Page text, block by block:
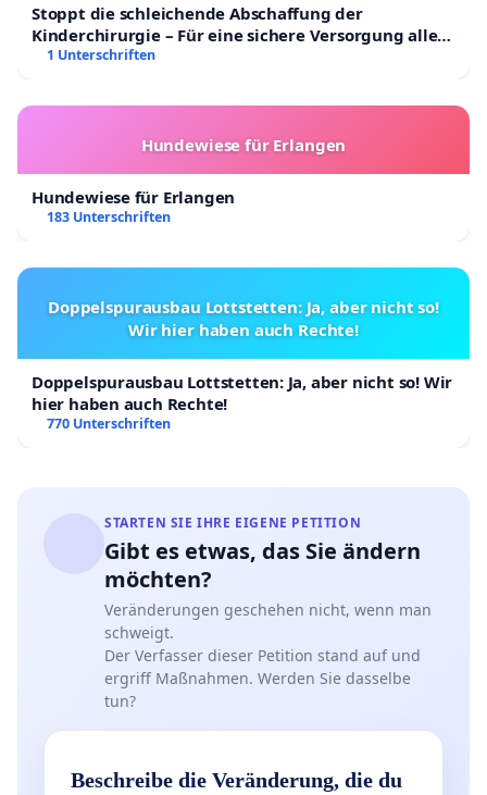
Stoppt die schleichende Abschaffung der
Kinderchirurgie – Für eine sichere Versorgung aller
Kinder in Deutschland
1 Unterschriften
Hundewiese für Erlangen
Hundewiese für Erlangen
183 Unterschriften
Doppelspurausbau Lottstetten: Ja, aber nicht so!
Wir hier haben auch Rechte!
Doppelspurausbau Lottstetten: Ja, aber nicht so! Wir
hier haben auch Rechte!
770 Unterschriften
STARTEN SIE IHRE EIGENE PETITION
Gibt es etwas, das Sie ändern
möchten?
Veränderungen geschehen nicht, wenn man
schweigt.
Der Verfasser dieser Petition stand auf und
ergriff Maßnahmen. Werden Sie dasselbe
tun?
Beschreibe die Veränderung, die du